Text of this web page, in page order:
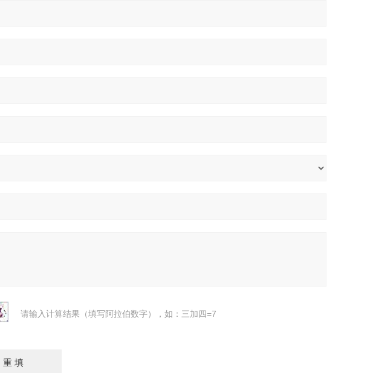
请输入计算结果（填写阿拉伯数字），如：三加四=7